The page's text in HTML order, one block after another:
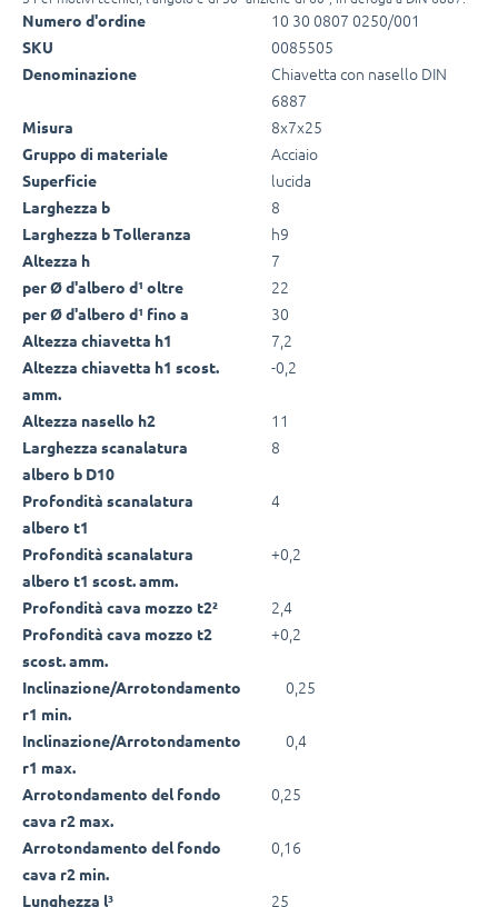
Numero d'ordine 10 30 0807 0250/001
SKU 0085505
Denominazione
Chiavetta con nasello DIN
6887
Misura 8x7x25
Gruppo di materiale Acciaio
Superficie lucida
Larghezza b 8
Larghezza b Tolleranza h9
Altezza h 7
per Ø d'albero d¹ oltre 22
per Ø d'albero d¹ fino a 30
Altezza chiavetta h1 7,2
Altezza chiavetta h1 scost.
amm.
-0,2
Altezza nasello h2 11
Larghezza scanalatura
albero b D10
8
Profondità scanalatura
albero t1
4
Profondità scanalatura
albero t1 scost. amm.
+0,2
Profondità cava mozzo t2² 2,4
Profondità cava mozzo t2
scost. amm.
+0,2
Inclinazione/Arrotondamento
r1 min.
0,25
Inclinazione/Arrotondamento
r1 max.
0,4
Arrotondamento del fondo
cava r2 max.
0,25
Arrotondamento del fondo
cava r2 min.
0,16
Lunghezza l³ 25